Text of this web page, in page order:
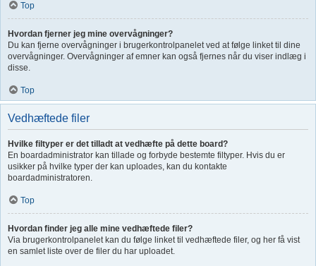
Top
Hvordan fjerner jeg mine overvågninger?
Du kan fjerne overvågninger i brugerkontrolpanelet ved at følge linket til dine
overvågninger. Overvågninger af emner kan også fjernes når du viser indlæg i
disse.
Top
Vedhæftede filer
Hvilke filtyper er det tilladt at vedhæfte på dette board?
En boardadministrator kan tillade og forbyde bestemte filtyper. Hvis du er
usikker på hvilke typer der kan uploades, kan du kontakte
boardadministratoren.
Top
Hvordan finder jeg alle mine vedhæftede filer?
Via brugerkontrolpanelet kan du følge linket til vedhæftede filer, og her få vist
en samlet liste over de filer du har uploadet.